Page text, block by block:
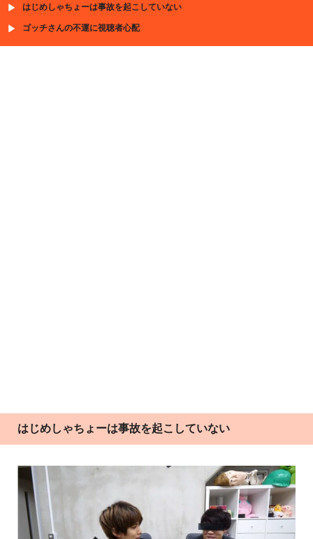
はじめしゃちょーは事故を起こしていない
ゴッチさんの不運に視聴者心配
はじめしゃちょーは事故を起こしていない